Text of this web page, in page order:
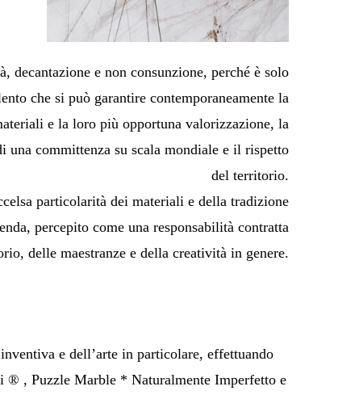
decantazione e non consunzione, perché è solo
che si può garantire contemporaneamente la
e la loro più opportuna valorizzazione, la
una committenza su scala mondiale e il rispetto
del territorio.
particolarità dei materiali e della tradizione
percepito come una responsabilità contratta
delle maestranze e della creatività in genere.
e dell’arte in particolare, effettuando
® , Puzzle Marble * Naturalmente Imperfetto e